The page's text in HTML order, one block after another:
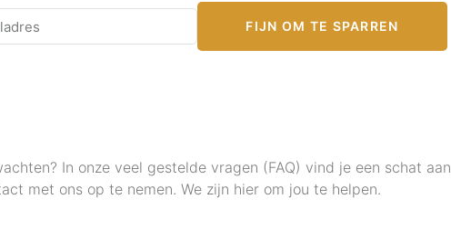
FIJN OM TE SPARREN
In onze veel gestelde vragen (FAQ) vind je een schat aan
met ons op te nemen. We zijn hier om jou te helpen.